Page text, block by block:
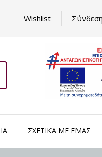
Wishlist
ΣΧΕΤΙΚΆ ΜΕ ΕΜΆΣ